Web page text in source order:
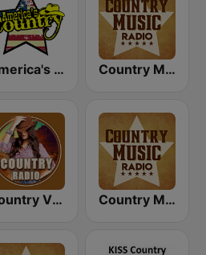
America's Country Country Music Radio - 70's Country
Country Vibes Country Music Radio - 80's Country